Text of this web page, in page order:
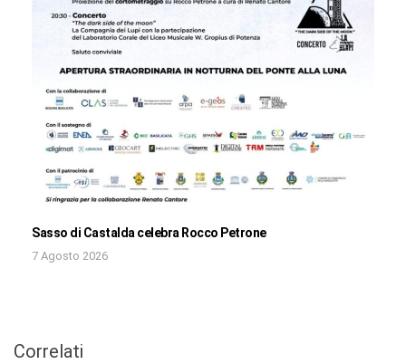
Sasso di Castalda celebra Rocco Petrone
7 Agosto 2026
Correlati